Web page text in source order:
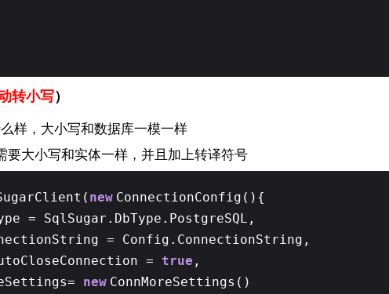
转小写）
样，大小写和数据库一模一样
要大小写和实体一样，并且加上转译符号
new ConnectionConfig(){
= SqlSugar.DbType.PostgreSQL,
= Config.ConnectionString,
= true ,
new ConnMoreSettings()